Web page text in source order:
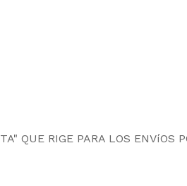
QUE RIGE PARA LOS ENVíOS